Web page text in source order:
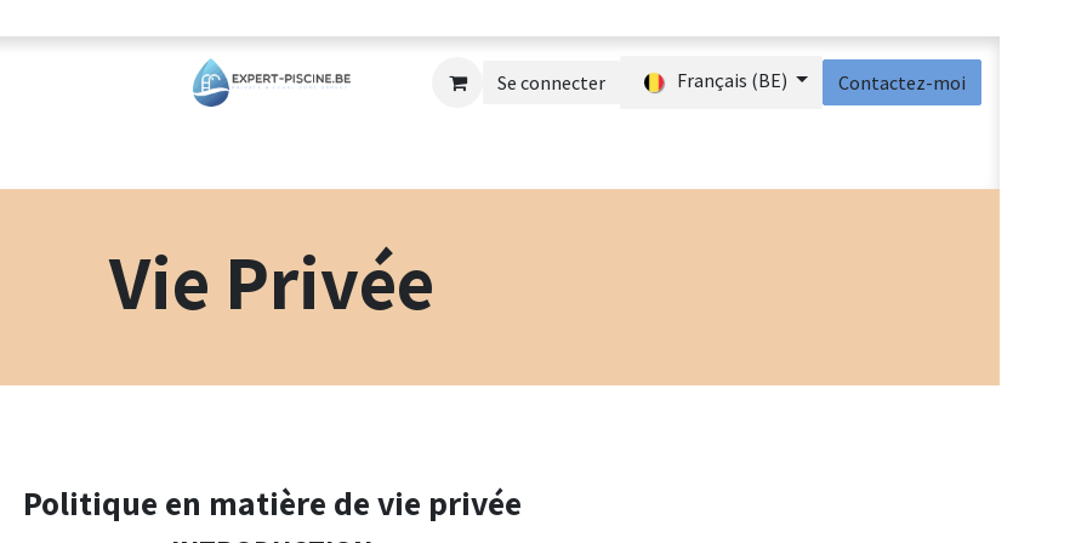
Se connecter
Français (BE) Contactez-moi
Vie Privée
Politique en matière de vie privée